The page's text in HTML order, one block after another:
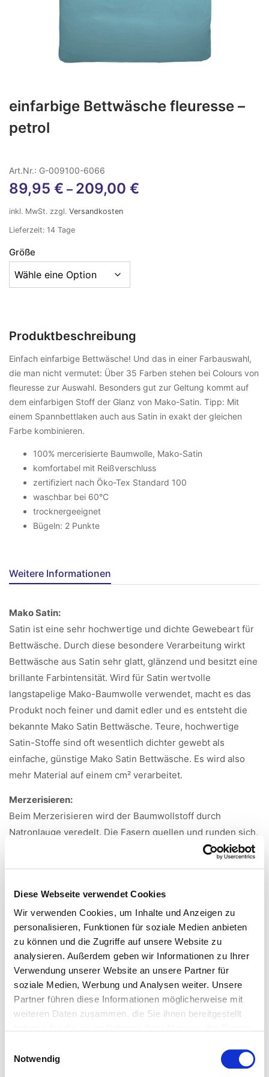
Diese Webseite verwendet Cookies
Wir verwenden Cookies, um Inhalte und Anzeigen zu
personalisieren, Funktionen für soziale Medien anbieten
zu können und die Zugriffe auf unsere Website zu
analysieren. Außerdem geben wir Informationen zu Ihrer
Verwendung unserer Website an unsere Partner für
soziale Medien, Werbung und Analysen weiter. Unsere
Partner führen diese Informationen möglicherweise mit
weiteren Daten zusammen, die Sie ihnen bereitgestellt
Notwendig
einfarbige Bettwäsche fleuresse –
petrol
Art.Nr.: G-009100-6066
89,95 € – 209,00 €
inkl. MwSt. zzgl. Versandkosten
Lieferzeit: 14 Tage
Größe
Produktbeschreibung
Einfach einfarbige Bettwäsche! Und das in einer Farbauswahl,
die man nicht vermutet: Über 35 Farben stehen bei Colours von
fleuresse zur Auswahl. Besonders gut zur Geltung kommt auf
dem einfarbigen Stoff der Glanz von Mako-Satin. Tipp: Mit
einem Spannbettlaken auch aus Satin in exakt der gleichen
Farbe kombinieren.
100% mercerisierte Baumwolle, Mako-Satin
komfortabel mit Reißverschluss
zertifiziert nach Öko-Tex Standard 100
waschbar bei 60°C
trocknergeeignet
Bügeln: 2 Punkte
Weitere Informationen
Mako Satin:
Satin ist eine sehr hochwertige und dichte Gewebeart für
Bettwäsche. Durch diese besondere Verarbeitung wirkt
Bettwäsche aus Satin sehr glatt, glänzend und besitzt eine
brillante Farbintensität. Wird für Satin wertvolle
langstapelige Mako-Baumwolle verwendet, macht es das
Produkt noch feiner und damit edler und es entsteht die
bekannte Mako Satin Bettwäsche. Teure, hochwertige
Satin-Stoffe sind oft wesentlich dichter gewebt als
einfache, günstige Mako Satin Bettwäsche. Es wird also
mehr Material auf einem cm² verarbeitet.
Merzerisieren:
Beim Merzerisieren wird der Baumwollstoff durch
Natronlauge veredelt. Die Fasern quellen und runden sich,
besonders durch ihren tollen Glanz.
Größenhinweise einfarbige Bettwäsche Colours:
Garnituren in der Größe 200x200, 200x220 und 240x220
werden mit einer Wäschefalte im oberen Drittel gefertigt.
Garnituren in der Größe 200x220: Breite = 200, Länge =
220. D. h. der Reißverschluss befindet sich auf der Breite
von 200cm.
Garnituren in der Größe 240x220: Breite = 240, Länge =